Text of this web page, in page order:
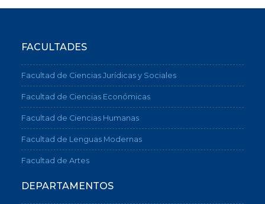
FACULTADES
Facultad de Ciencias Jurídicas y Sociales
Facultad de Ciencias Económicas
Facultad de Ciencias Humanas
Facultad de Lenguas Modernas
Facultad de Artes
DEPARTAMENTOS